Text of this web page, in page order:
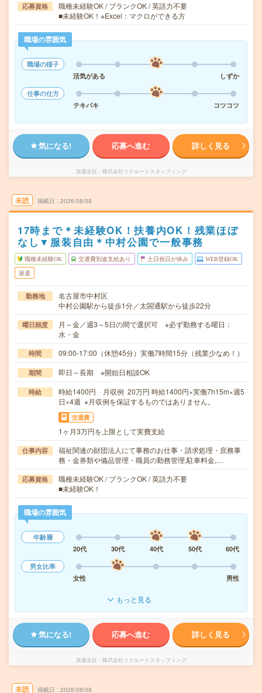
応募資格
職種未経験OK / ブランクOK / 英語力不要
■未経験OK！※Excel：マクロができる方
職場の雰囲気
職場の様子
活気がある
しずか
仕事の仕方
テキパキ
コツコツ
気になる! 応募へ進む 詳しく見る
派遣会社 株式会社リクルートスタッフィング
未読 掲載日 2026/08/08
17時まで＊未経験OK！扶養内OK！残業ほぼ
なし▼服装自由＊中村公園で一般事務
職種未経験OK 交通費別途支給あり 土日祝日が休み WEB登録OK
派遣
勤務地
名古屋市中村区
中村公園駅から徒歩1分／太閤通駅から徒歩22分
曜日頻度
月～金／週3～5日の間で選択可 ※必ず勤務する曜日：
水・金
時間 09:00-17:00（休憩45分）実働7時間15分（残業少なめ！）
期間 即日～長期 ※開始日相談OK
時給
時給1400円 月収例 20万円 時給1400円×実働7h15m×週5
日×4週 ※月収例を保証するものではありません。
交通費
1ヶ月3万円を上限として実費支給
仕事内容
福祉関連の財団法人にて事務のお仕事・請求処理・庶務事
務・金券類や備品管理・職員の勤務管理,駐車料金,…
応募資格
職種未経験OK / ブランクOK / 英語力不要
■未経験OK！
職場の雰囲気
年齢層
20代
30代 40代 50代
60代
男女比率
女性
男性
もっと見る
気になる! 応募へ進む 詳しく見る
派遣会社 株式会社リクルートスタッフィング
未読 掲載日 2026/08/08